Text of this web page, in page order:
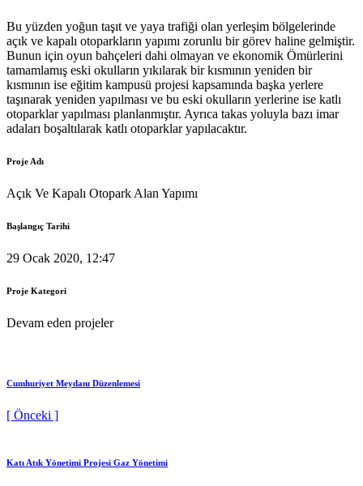
Bu yüzden yoğun taşıt ve yaya trafiği olan yerleşim bölgelerinde
açık ve kapalı otoparkların yapımı zorunlu bir görev haline gelmiştir.
Bunun için oyun bahçeleri dahi olmayan ve ekonomik Ömürlerini
tamamlamış eski okulların yıkılarak bir kısmının yeniden bir
kısmının ise eğitim kampusü projesi kapsamında başka yerlere
taşınarak yeniden yapılması ve bu eski okulların yerlerine ise katlı
otoparklar yapılması planlanmıştır. Ayrıca takas yoluyla bazı imar
adaları boşaltılarak katlı otoparklar yapılacaktır.
Proje Adı
Açık Ve Kapalı Otopark Alan Yapımı
Başlangıç Tarihi
29 Ocak 2020, 12:47
Proje Kategori
Devam eden projeler
Cumhuriyet Meydanı Düzenlemesi
[ Önceki ]
Katı Atık Yönetimi Projesi Gaz Yönetimi